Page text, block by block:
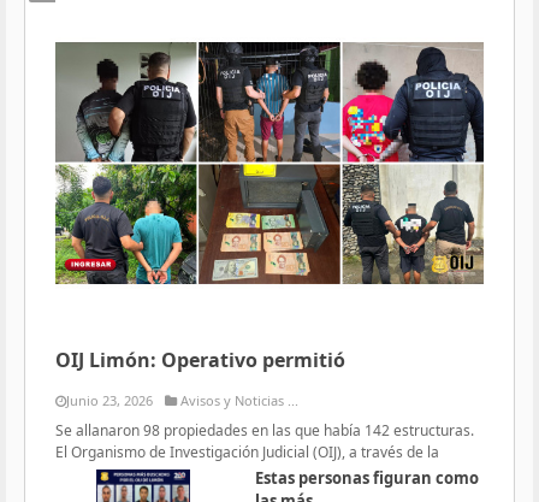
OIJ Limón: Operativo permitió
Junio 23, 2026 Avisos y Noticias ...
Se allanaron 98 propiedades en las que había 142 estructuras.
El Organismo de Investigación Judicial (OIJ), a través de la
Estas personas figuran como